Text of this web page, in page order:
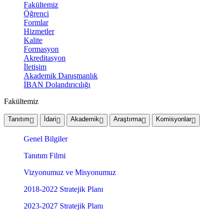
Fakültemiz
Öğrenci
Formlar
Hizmetler
Kalite
Formasyon
Akreditasyon
İletişim
Akademik Danışmanlık
İBAN Dolandırıcılığı
Fakültemiz
Tanıtım İdari Akademik Araştırma Komisyonlar
Genel Bilgiler
Tanıtım Filmi
Vizyonumuz ve Misyonumuz
2018-2022 Stratejik Planı
2023-2027 Stratejik Planı